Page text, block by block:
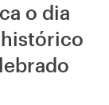
o dia